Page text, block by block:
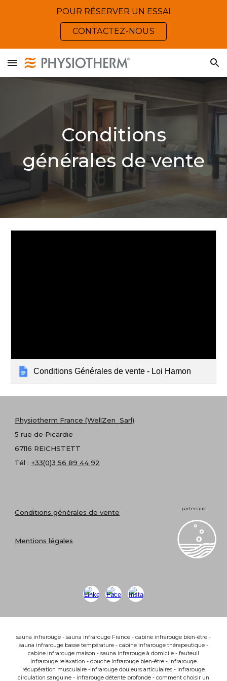
POUR RÉSERVER UN ESSAI
CONTACTEZ-NOUS
Conditions
générales de vente
Conditions Générales de vente - Loi Hamon
Physiotherm France (WellZen Sarl)
5 rue de Picardie
67116 REICHSTETT
Tél : +33(0)3 56 89 44 92
Conditions générales de vente
Mentions légales
partenaire :
sauna infrarouge - sauna infrarouge France - cabine infrarouge bien-être -
sauna infrarouge basse température - cabine infrarouge thérapeutique -
cabine infrarouge maison - sauna infrarouge à domicile - fauteuil
infrarouge relaxation - douche infrarouge bien-être - infrarouge
récupération musculaire -infrarouge douleurs articulaires - infrarouge
circulation sanguine - infrarouge détente profonde - comment choisir un